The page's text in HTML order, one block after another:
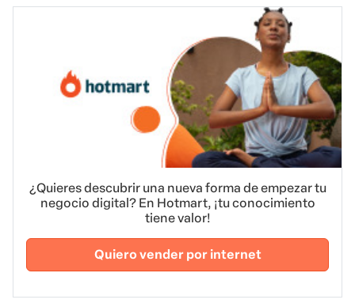
¿Quieres descubrir una nueva forma de empezar tu
negocio digital? En Hotmart, ¡tu conocimiento
tiene valor!
Quiero vender por internet